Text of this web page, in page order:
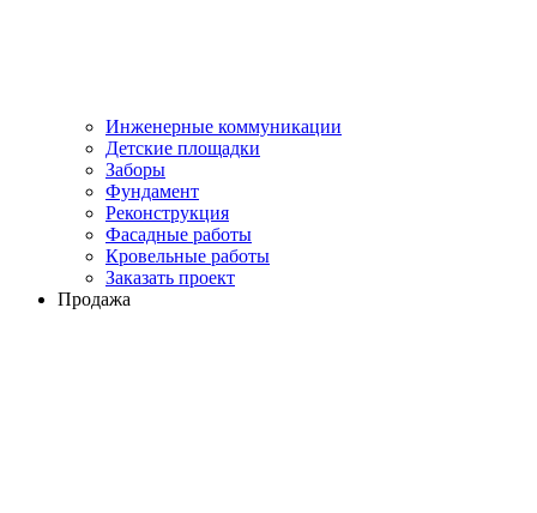
Инженерные коммуникации
Детские площадки
Заборы
Фундамент
Реконструкция
Фасадные работы
Кровельные работы
Заказать проект
Продажа